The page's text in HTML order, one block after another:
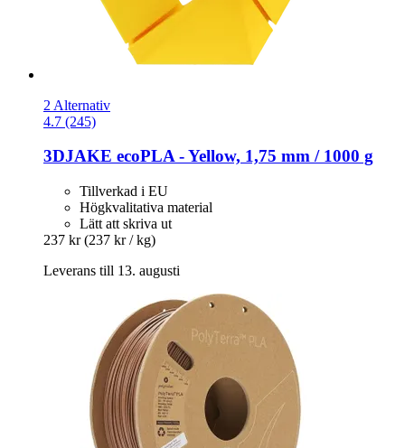
2 Alternativ
4.7 (245)
3DJAKE ecoPLA -​ Yellow, 1,75 mm / 1000 g
Tillverkad i EU
Högkvalitativa material
Lätt att skriva ut
237 kr (237 kr / kg)
Leverans till 13. augusti